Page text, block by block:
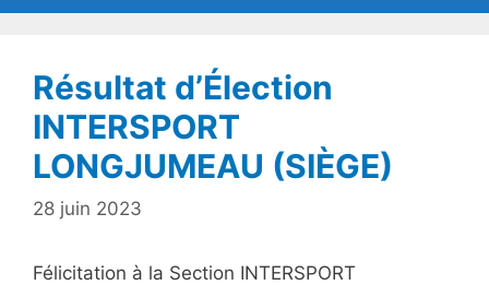
Résultat d’Élection
INTERSPORT
LONGJUMEAU (SIÈGE)
28 juin 2023
Félicitation à la Section INTERSPORT